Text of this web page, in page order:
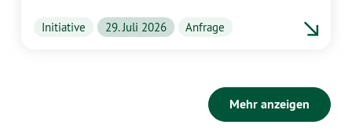
Initiative 29. Juli 2026 Anfrage
Mehr anzeigen